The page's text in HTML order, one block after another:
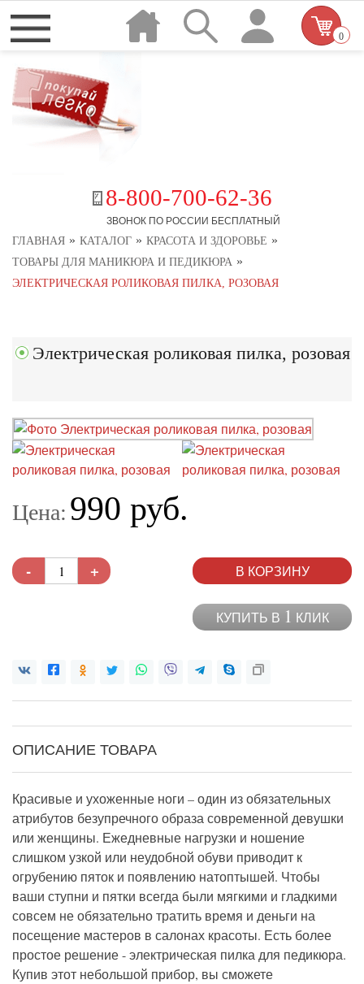
8-800-700-62-36
ЗВОНОК ПО РОССИИ БЕСПЛАТНЫЙ
0
ГЛАВНАЯ » КАТАЛОГ » КРАСОТА И ЗДОРОВЬЕ »
ТОВАРЫ ДЛЯ МАНИКЮРА И ПЕДИКЮРА »
ЭЛЕКТРИЧЕСКАЯ РОЛИКОВАЯ ПИЛКА, РОЗОВАЯ
Электрическая роликовая пилка, розовая
Цена: 990 руб.
- + В КОРЗИНУ
КУПИТЬ В 1 КЛИК
ОПИСАНИЕ ТОВАРА
Красивые и ухоженные ноги – один из обязательных
атрибутов безупречного образа современной девушки
или женщины. Ежедневные нагрузки и ношение
слишком узкой или неудобной обуви приводит к
огрубению пяток и появлению натоптышей. Чтобы
ваши ступни и пятки всегда были мягкими и гладкими
совсем не обязательно тратить время и деньги на
посещение мастеров в салонах красоты. Есть более
простое решение - электрическая пилка для педикюра.
Купив этот небольшой прибор, вы сможете